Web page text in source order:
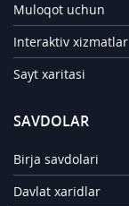
Muloqot uchun
Interaktiv xizmatlar
Sayt xaritasi
SAVDOLAR
Birja savdolari
Davlat xaridlar